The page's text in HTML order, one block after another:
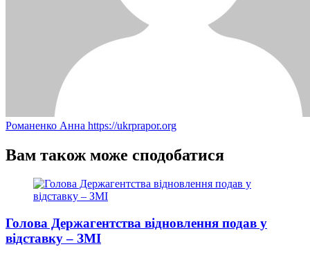
Романенко Анна https://ukrprapor.org
Вам також може сподобатися
Голова Держагентства відновлення подав у
відставку – ЗМІ